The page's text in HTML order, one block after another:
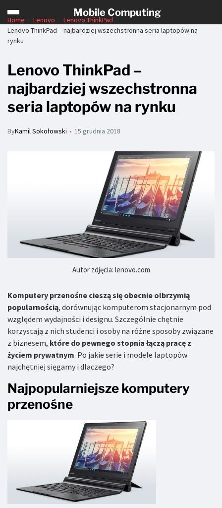
Mobile Computing
Home Lenovo
Lenovo ThinkPad
Lenovo ThinkPad – najbardziej wszechstronna seria laptopów na
rynku
Lenovo ThinkPad –
najbardziej wszechstronna
seria laptopów na rynku
ByKamil Sokołowski 15 grudnia 2018
Autor zdjęcia: lenovo.com
Komputery przenośne cieszą się obecnie olbrzymią
popularnością, dorównując komputerom stacjonarnym pod
względem wydajności i designu. Szczególnie chętnie
korzystają z nich studenci i osoby na różne sposoby związane
z biznesem, które do pewnego stopnia łączą pracę z
życiem prywatnym. Po jakie serie i modele laptopów
najchętniej sięgamy i dlaczego?
Najpopularniejsze komputery
przenośne